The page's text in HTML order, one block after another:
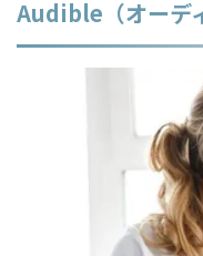
Audible（オーデ